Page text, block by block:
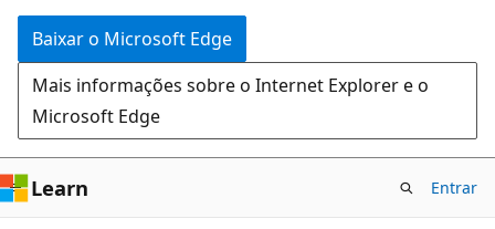
Baixar o Microsoft Edge
Mais informações sobre o Internet Explorer e o
Microsoft Edge
Learn Entrar